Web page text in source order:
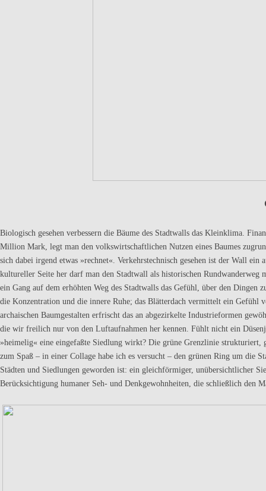
Biologisch gesehen verbessern die Bäume des Stadtwalls das Kleinklima.
Million Mark, legt man den volkswirtschaftlichen Nutzen eines Baumes
sich dabei irgend etwas »rechnet«. Ver­kehrstechnisch gesehen ist der Wall
kultureller Seite her darf man den Stadtwall als historischen
ein Gang auf dem erhöhten Weg des Stadtwalls das Gefühl, über den Dingen
die Konzentration und die innere Ruhe; das Blätterdach ver­mittelt ein
archaischen Baumgestalten erfrischt das an abgezirkelte Industrieformen
die wir freilich nur von den Luftaufnahmen her kennen. Fühlt nicht ein
»heime­lig« eine eingefaßte Siedlung wirkt? Die grüne Grenzlinie
zum Spaß – in einer Collage habe ich es versucht – den grünen Ring um die
Städten und Siedlungen geworden ist: ein gleichförmiger, unübersichtlicher
Berücksichtigung humaner Seh- und Denkgewohnheiten, die schließlich den